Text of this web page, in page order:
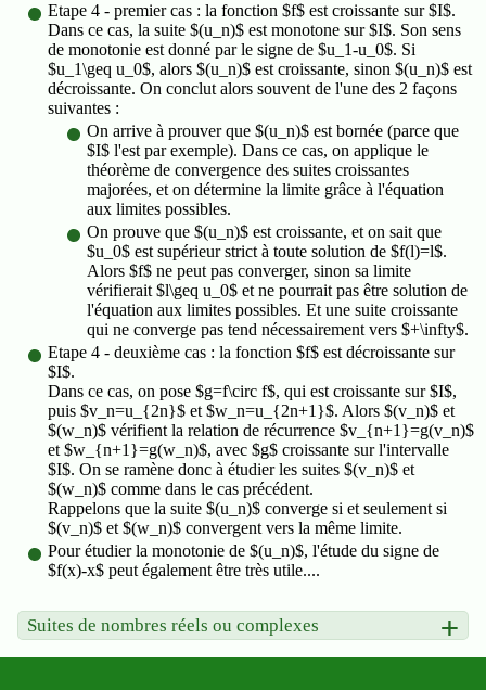
Etape 4 - premier cas : la fonction $f$ est croissante sur $I$.
Dans ce cas, la suite $(u_n)$ est monotone sur $I$. Son sens
de monotonie est donné par le signe de $u_1-u_0$. Si
$u_1\geq u_0$, alors $(u_n)$ est croissante, sinon $(u_n)$ est
décroissante. On conclut alors souvent de l'une des 2 façons
suivantes :
On arrive à prouver que $(u_n)$ est bornée (parce que
$I$ l'est par exemple). Dans ce cas, on applique le
théorème de convergence des suites croissantes
majorées, et on détermine la limite grâce à l'équation
aux limites possibles.
On prouve que $(u_n)$ est croissante, et on sait que
$u_0$ est supérieur strict à toute solution de $f(l)=l$.
Alors $f$ ne peut pas converger, sinon sa limite
vérifierait $l\geq u_0$ et ne pourrait pas être solution de
l'équation aux limites possibles. Et une suite croissante
qui ne converge pas tend nécessairement vers $+\infty$.
Etape 4 - deuxième cas : la fonction $f$ est décroissante sur
$I$.
Dans ce cas, on pose $g=f\circ f$, qui est croissante sur $I$,
puis $v_n=u_{2n}$ et $w_n=u_{2n+1}$. Alors $(v_n)$ et
$(w_n)$ vérifient la relation de récurrence $v_{n+1}=g(v_n)$
et $w_{n+1}=g(w_n)$, avec $g$ croissante sur l'intervalle
$I$. On se ramène donc à étudier les suites $(v_n)$ et
$(w_n)$ comme dans le cas précédent.
Rappelons que la suite $(u_n)$ converge si et seulement si
$(v_n)$ et $(w_n)$ convergent vers la même limite.
Pour étudier la monotonie de $(u_n)$, l'étude du signe de
$f(x)-x$ peut également être très utile....
Suites de nombres réels ou complexes